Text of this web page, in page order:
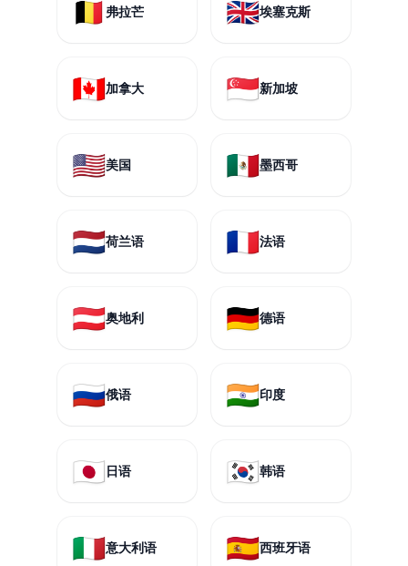
🇧🇪 弗拉芒 🇬🇧埃塞克斯
🇨🇦加拿大 🇸🇬新加坡
🇺🇸美国 🇲🇽墨西哥
🇳🇱荷兰语 🇫🇷法语
🇦🇹奥地利 🇩🇪德语
🇷🇺俄语 🇮🇳印度
🇯🇵日语 🇰🇷韩语
🇮🇹意大利语 🇪🇸西班牙语